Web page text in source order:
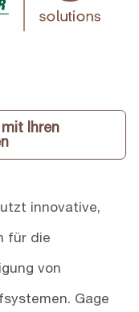
Ihren
innovative,
für die
von
Gage